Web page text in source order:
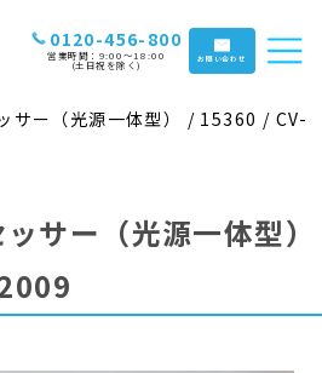
0120-456-800
営業時間：9:00〜18:00
(土日祝を除く) お問い合わせ
サー（光源一体型） / 15360 / CV-
サー（光源一体型）